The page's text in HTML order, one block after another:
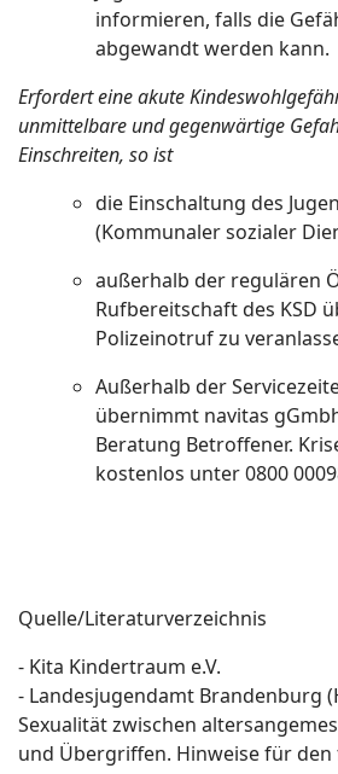
informieren, falls die
abgewandt werden kann.
Erfordert eine akute
unmittelbare und gegenwärtige
Einschreiten, so ist
die Einschaltung des
(Kommunaler sozialer
außerhalb der regulären
Rufbereitschaft des KSD
Polizeinotruf zu
Außerhalb der
übernimmt navitas
Beratung Betroffener.
kostenlos unter 0800
Quelle/Literaturverzeichnis
- Kita Kindertraum e.V.
- Landesjugendamt Brandenburg
Sexualität zwischen
und Übergriffen. Hinweise für den